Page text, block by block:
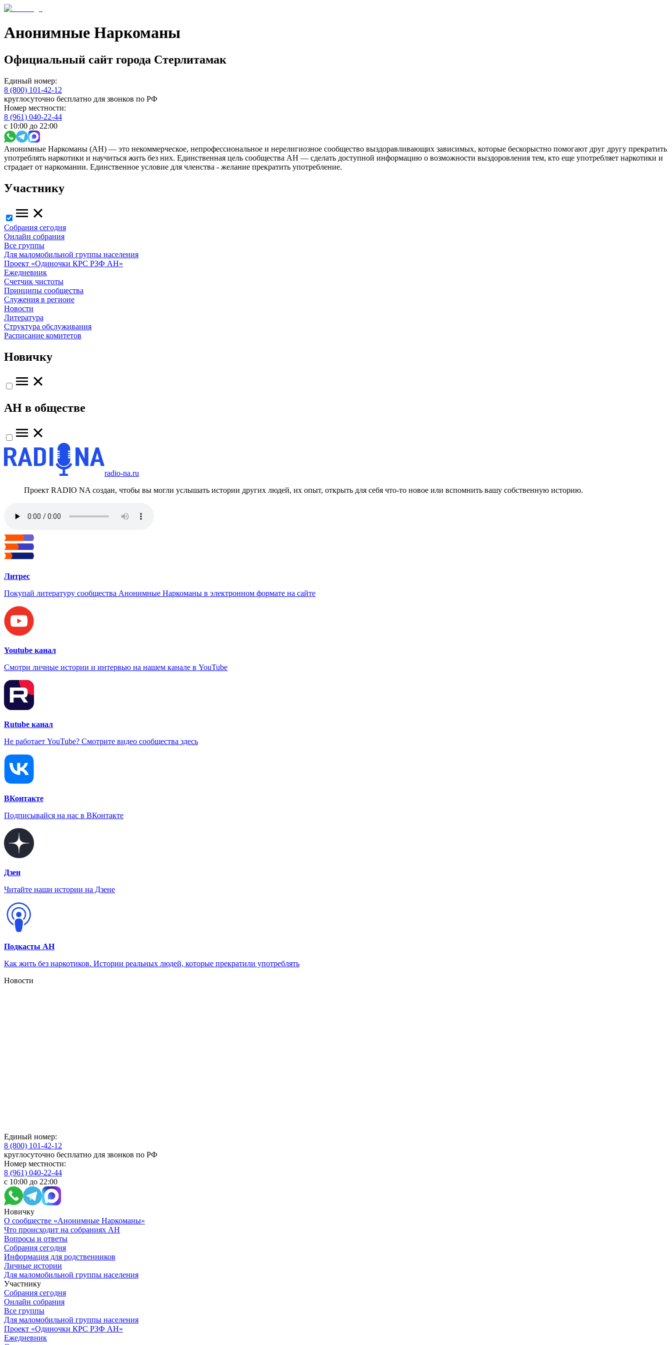
Анонимные Наркоманы
Официальный сайт города Стерлитамак
Единый номер:
8 (800) 101-42-12
круглосуточно бесплатно для звонков по РФ
Номер местности:
8 (961) 040-22-44
с 10:00 до 22:00
Анонимные Наркоманы (АН) — это некоммерческое, непрофессиональное и нерелигиозное сообщество выздоравливающих зависимых, которые бескорыстно помогают друг другу прекратить
употреблять наркотики и научиться жить без них. Единственная цель сообщества АН — сделать доступной информацию о возможности выздоровления тем, кто еще употребляет наркотики и
страдает от наркомании. Единственное условие для членства - желание прекратить употребление.
Участнику
Собрания сегодня
Онлайн собрания
Все группы
Для маломобильной группы населения
Проект «Одиночки КРС РЗФ АН»
Ежедневник
Счетчик чистоты
Принципы сообщества
Служения в регионе
Новости
Литература
Структура обслуживания
Расписание комитетов
Новичку
АН в обществе
radio-na.ru
Проект RADIO NA создан, чтобы вы могли услышать истории других людей, их опыт, открыть для себя что-то новое или вспомнить вашу собственную историю.
Литрес
Покупай литературу сообщества Анонимные Наркоманы в электронном формате на сайте
Youtube канал
Смотри личные истории и интервью на нашем канале в YouTube
Rutube канал
Не работает YouTube? Смотрите видео сообщества здесь
ВКонтакте
Подписывайся на нас в ВКонтакте
Дзен
Читайте наши истории на Дзене
Подкасты АН
Как жить без наркотиков. Истории реальных людей, которые прекратили употреблять
Новости
Единый номер:
8 (800) 101-42-12
круглосуточно бесплатно для звонков по РФ
Номер местности:
8 (961) 040-22-44
с 10:00 до 22:00
Новичку
О сообществе «Анонимные Наркоманы»
Что происходит на собраниях АН
Вопросы и ответы
Собрания сегодня
Информация для родственников
Личные истории
Для маломобильной группы населения
Участнику
Собрания сегодня
Онлайн собрания
Все группы
Для маломобильной группы населения
Проект «Одиночки КРС РЗФ АН»
Ежедневник